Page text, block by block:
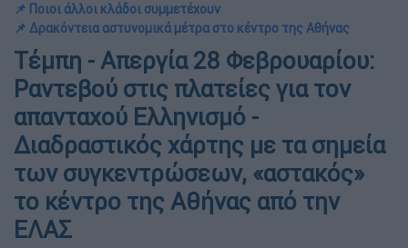
📌 Ποιοι άλλοι κλάδοι συμμετέχουν
📌 Δρακόντεια αστυνομικά μέτρα στο κέντρο της Αθήνας
Τέμπη - Απεργία 28 Φεβρουαρίου:
Ραντεβού στις πλατείες για τον
απανταχού Ελληνισμό -
Διαδραστικός χάρτης με τα σημεία
των συγκεντρώσεων, «αστακός»
το κέντρο της Αθήνας από την
ΕΛΑΣ